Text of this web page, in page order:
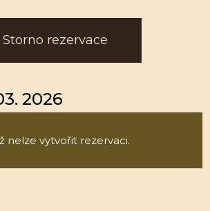
Storno rezervace
2026
nelze vytvořit rezervaci.